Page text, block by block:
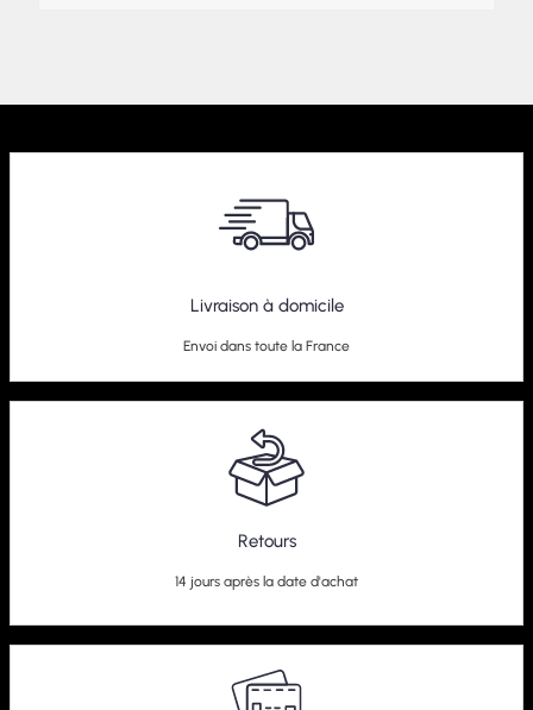
Livraison à domicile
Envoi dans toute la France
Retours
14 jours après la date d'achat